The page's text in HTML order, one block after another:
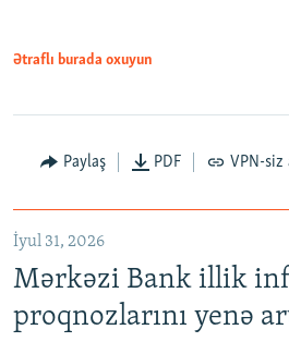
Ətraflı burada oxuyun
Paylaş PDF VPN-siz
İyul 31, 2026
Mərkəzi Bank illik
proqnozlarını yenə